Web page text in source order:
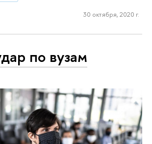
30 октября, 2020 г.
по вузам